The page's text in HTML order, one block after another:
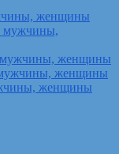
женщины
мужчины,
мужчины, женщины
мужчины, женщины
женщины